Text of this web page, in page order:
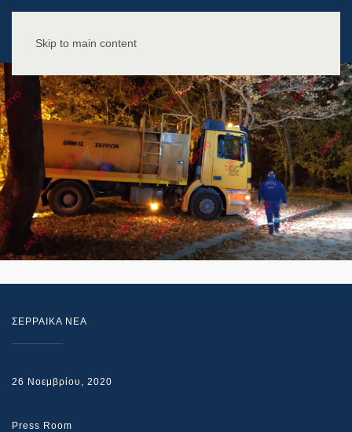
Skip to main content
ΣΕΡΡΑΙΚΑ ΝΕΑ
26 Νοεμβρίου, 2020
Press Room